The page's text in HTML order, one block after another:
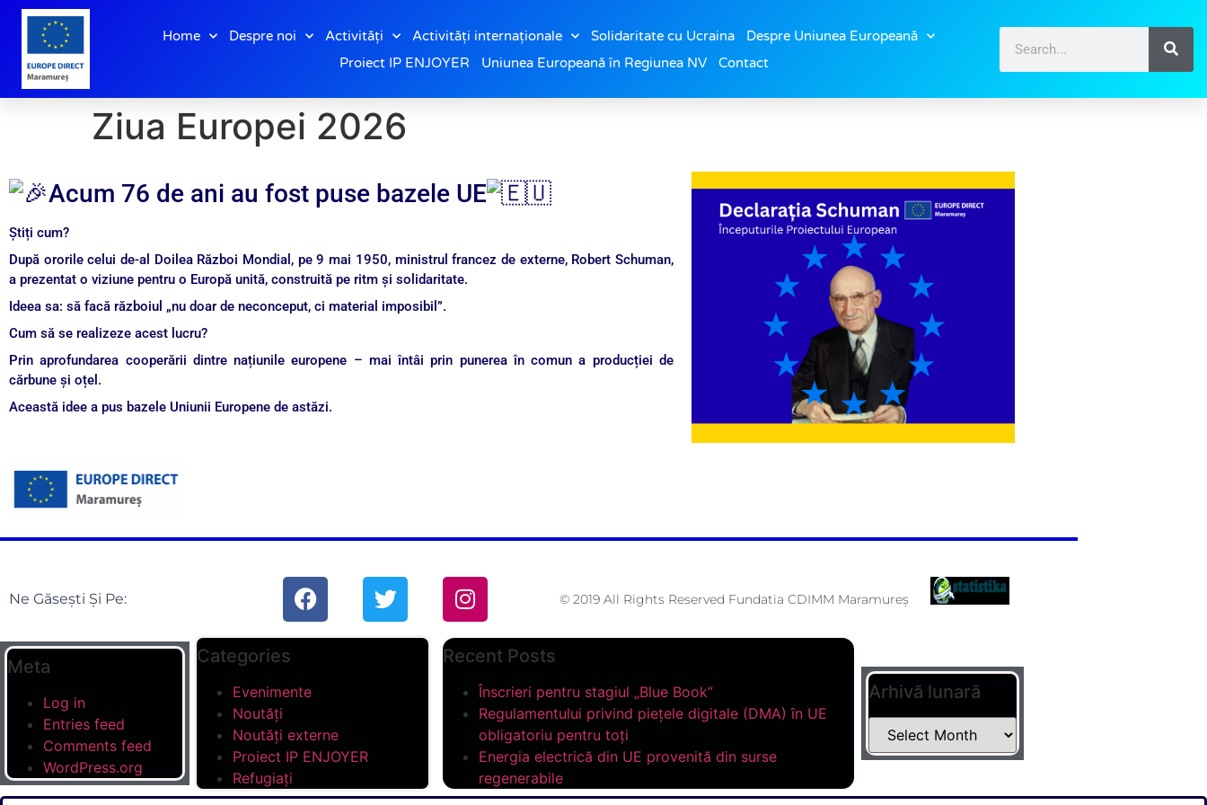
Home Despre noi Activități Activități internaționale Solidaritate cu Ucraina
Despre Uniunea Europeană
Proiect IP ENJOYER
Uniunea Europeană în Regiunea NV Contact
Ziua Europei 2026
Acum 76 de ani au fost puse bazele UE
Știți cum?
După ororile celui de-al Doilea Război Mondial, pe 9 mai 1950, ministrul francez de externe, Robert Schuman,
a prezentat o viziune pentru o Europă unită, construită pe ritm și solidaritate.
Ideea sa: să facă războiul „nu doar de neconceput, ci material imposibil”.
Cum să se realizeze acest lucru?
Prin aprofundarea cooperării dintre națiunile europene – mai întâi prin punerea în comun a producției de
cărbune și oțel.
Această idee a pus bazele Uniunii Europene de astăzi.
Ne Găsești Și Pe: © 2019 All Rights Reserved Fundatia CDIMM Maramureș
Meta
Log in
Entries feed
Comments feed
WordPress.org
Categories
Evenimente
Noutăți
Noutăți externe
Proiect IP ENJOYER
Refugiați
Recent Posts
Înscrieri pentru stagiul „Blue Book”
Regulamentului privind piețele digitale (DMA) în UE
obligatoriu pentru toți
Energia electrică din UE provenită din surse
regenerabile
Arhivă lunară